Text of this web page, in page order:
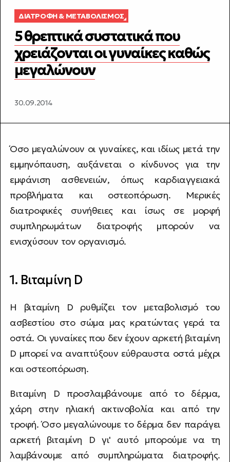
ΔΙΑΤΡΟΦΉ & ΜΕΤΑΒΟΛΙΣΜΌΣ
5 θρεπτικά συστατικά που
χρειάζονται οι γυναίκες καθώς
μεγαλώνουν
30.09.2014
Όσο μεγαλώνουν οι γυναίκες, και ιδίως μετά την
εμμηνόπαυση, αυξάνεται ο κίνδυνος για την
εμφάνιση ασθενειών, όπως καρδιαγγειακά
προβλήματα και οστεοπόρωση. Μερικές
διατροφικές συνήθειες και ίσως σε μορφή
συμπληρωμάτων διατροφής μπορούν να
ενισχύσουν τον οργανισμό.
1. Βιταμίνη D
Η βιταμίνη D ρυθμίζει τον μεταβολισμό του
ασβεστίου στο σώμα μας κρατώντας γερά τα
οστά. Οι γυναίκες που δεν έχουν αρκετή βιταμίνη
D μπορεί να αναπτύξουν εύθραυστα οστά μέχρι
και οστεοπόρωση.
Βιταμίνη D προσλαμβάνουμε από το δέρμα,
χάρη στην ηλιακή ακτινοβολία και από την
τροφή. Όσο μεγαλώνουμε το δέρμα δεν παράγει
αρκετή βιταμίνη D γι' αυτό μπορούμε να τη
λαμβάνουμε από συμπληρώματα διατροφής.